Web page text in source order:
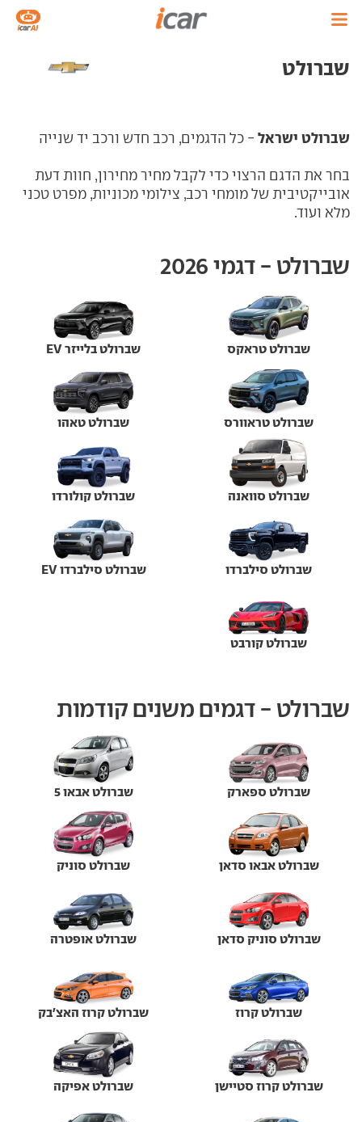
שברולט
שברולט ישראל - כל הדגמים, רכב חדש ורכב יד שנייה
בחר את הדגם הרצוי כדי לקבל מחיר מחירון, חוות דעת
אובייקטיבית של מומחי רכב, צילומי מכוניות, מפרט טכני
מלא ועוד.
שברולט - דגמי 2026
שברולט טראקס שברולט בלייזר EV
שברולט טראוורס שברולט טאהו
שברולט סוואנה שברולט קולורדו
שברולט סילברדו שברולט סילברדו EV
שברולט קורבט
שברולט - דגמים משנים קודמות
שברולט ספארק שברולט אבאו 5
שברולט אבאו סדאן שברולט סוניק
שברולט סוניק סדאן שברולט אופטרה
שברולט קרוז שברולט קרוז האצ'בק
שברולט קרוז סטיישן שברולט אפיקה